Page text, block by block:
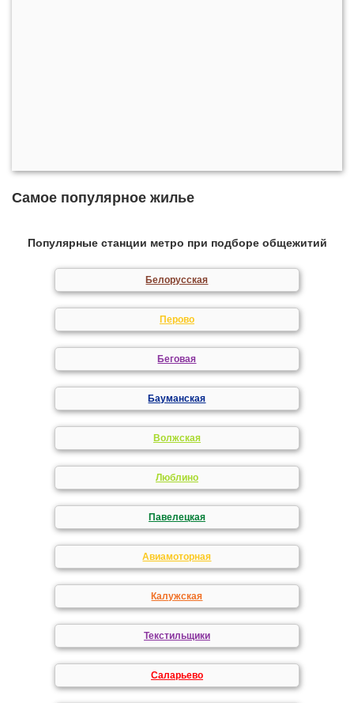
Самое популярное жилье
Популярные станции метро при подборе общежитий
Белорусская
Перово
Беговая
Бауманская
Волжская
Люблино
Павелецкая
Авиамоторная
Калужская
Текстильщики
Саларьево